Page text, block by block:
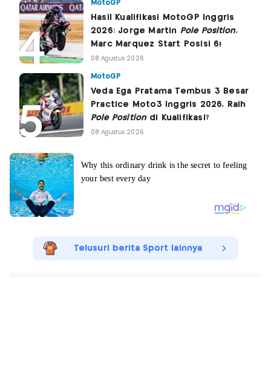
MotoGP
Hasil Kualifikasi MotoGP Inggris
2026: Jorge Martin Pole Position,
Marc Marquez Start Posisi 6!
08 Agustus 2026
MotoGP
Veda Ega Pratama Tembus 3 Besar
Practice Moto3 Inggris 2026, Raih
Pole Positiondi Kualifikasi?
08 Agustus 2026
Telusuri berita Sport lainnya